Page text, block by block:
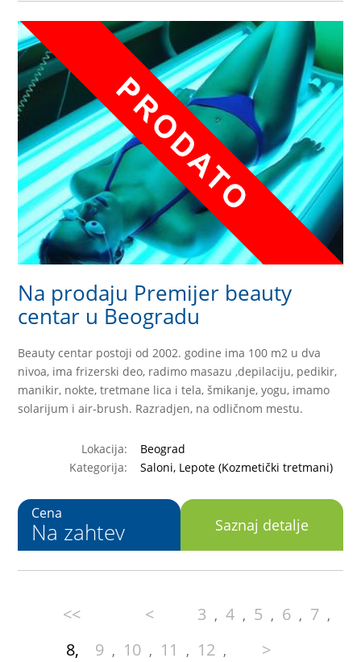
Na prodaju Premijer beauty
centar u Beogradu
Beauty centar postoji od 2002. godine ima 100 m2 u dva
nivoa, ima frizerski deo, radimo masazu ,depilaciju, pedikir,
manikir, nokte, tretmane lica i tela, šmikanje, yogu, imamo
solarijum i air-brush. Razradjen, na odličnom mestu.
Lokacija:
Beograd
Kategorija:
Saloni, Lepote (Kozmetički tretmani)
Cena
Na zahtev Saznaj detalje
<< < 3 , 4 , 5 , 6 , 7 ,
8, 9 , 10 , 11 , 12 ,
>